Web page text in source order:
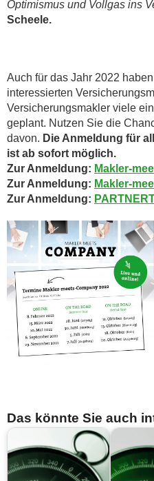
Optimismus und Vollgas ins
Scheele.
Auch für das Jahr 2022
interessierten
Versicherungsmakler viele
geplant. Nutzen Sie die
davon. Die Anmeldung für
ist ab sofort möglich.
Zur Anmeldung: Makler-
Zur Anmeldung: Makler-
Zur Anmeldung:
Das könnte Sie auch